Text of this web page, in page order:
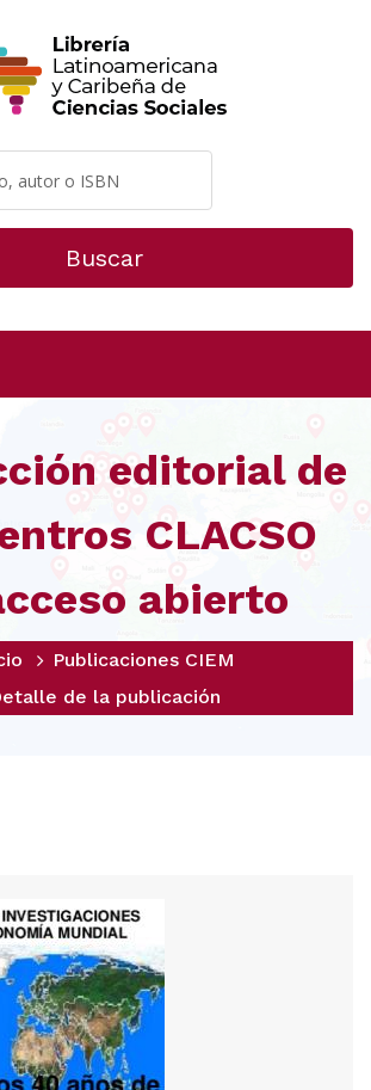
Buscar
editorial de
CLACSO
abierto
Publicaciones CIEM
de la publicación